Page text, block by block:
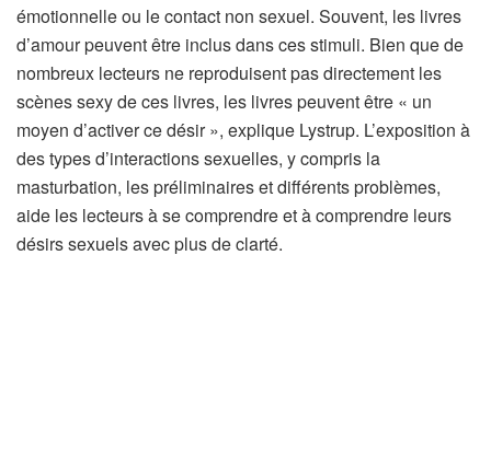
émotionnelle ou le contact non sexuel. Souvent, les livres
d’amour peuvent être inclus dans ces stimuli. Bien que de
nombreux lecteurs ne reproduisent pas directement les
scènes sexy de ces livres, les livres peuvent être « un
moyen d’activer ce désir », explique Lystrup. L’exposition à
des types d’interactions sexuelles, y compris la
masturbation, les préliminaires et différents problèmes,
aide les lecteurs à se comprendre et à comprendre leurs
désirs sexuels avec plus de clarté.